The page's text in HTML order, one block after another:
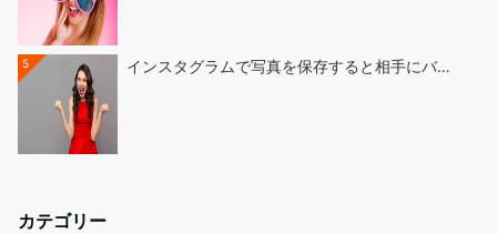
5 インスタグラムで写真を保存すると相手にバ…
カテゴリー